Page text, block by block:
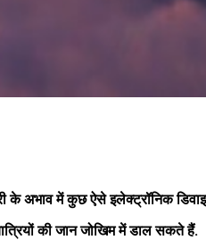
के अभाव में कुछ ऐसे इलेक्ट्रॉनिक
की जान जोखिम में डाल सकते हैं.